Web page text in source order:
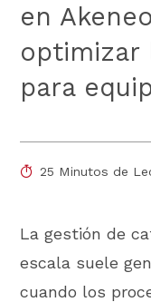
en
optimizar
para
25 Minutos de
La gestión de
escala suele
cuando los